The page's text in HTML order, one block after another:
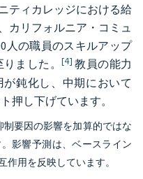
ティカレッジにおける給
カリフォルニア・コミュ
人の職員のスキルアップ
りました。[4] 教員の能力
鈍化し、中期において
押し下げています。
要因の影響を加算的ではな
影響予測は、ベースライン
作用を反映しています。